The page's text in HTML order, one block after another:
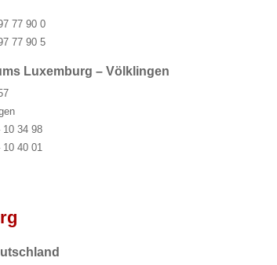
77 90 0
77 90 5
Luxemburg – Völklingen
10 34 98
10 40 01